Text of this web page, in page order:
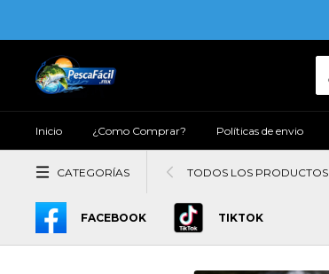
Inicio ¿Como Comprar? Políticas de envio
CATEGORÍAS TODOS LOS PRODUCTOS
FACEBOOK TIKTOK